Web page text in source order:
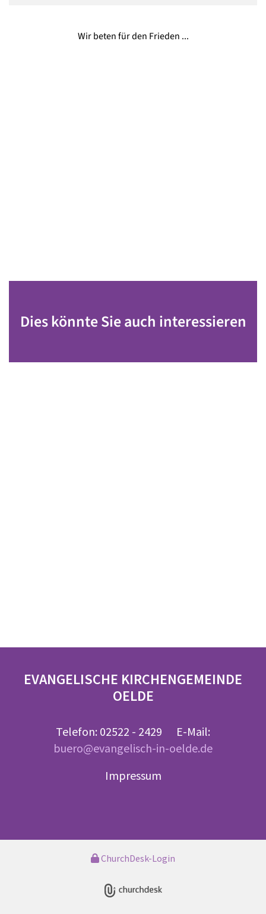
Wir beten für den Frieden ...
Dies könnte Sie auch interessieren
EVANGELISCHE KIRCHENGEMEINDE
OELDE
Telefon: 02522 - 2429 E-Mail:
buero@evangelisch-in-oelde.de
Impressum
ChurchDesk-Login